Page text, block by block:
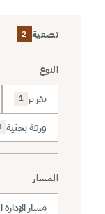
تصفية 2
النوع
تقرير 1
ورقة بحثية
المسار
مسار